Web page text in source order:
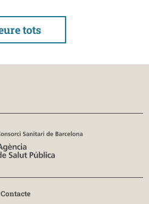
tots
Contacte